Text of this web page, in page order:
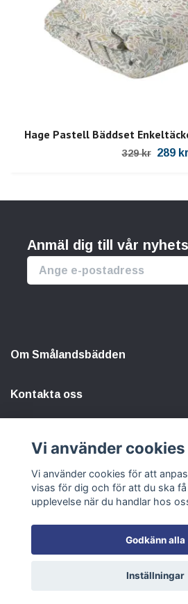
Hage Pastell Bäddset
329 kr 289 kr
Anmäl dig till vår
Om Smålandsbädden
Kontakta oss
Sociala medier
© 2026
Vi använder cookies
Vi använder cookies för att
visas för dig och för att du ska
upplevelse när du handlar hos
Godkänn alla
Inställningar